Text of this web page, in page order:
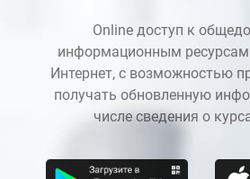
Online доступ к
информационным
Интернет, с возможностью
получать обновленную
числе сведения о